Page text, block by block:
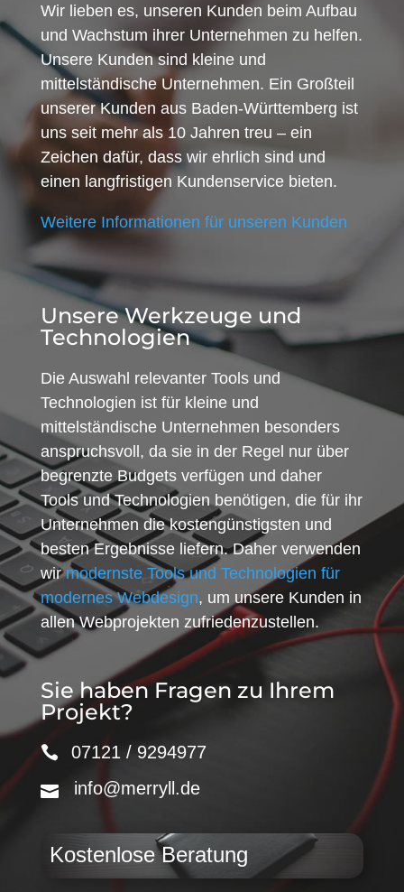
Wir lieben es, unseren Kunden beim Aufbau
und Wachstum ihrer Unternehmen zu helfen.
Unsere Kunden sind kleine und
mittelständische Unternehmen. Ein Großteil
unserer Kunden aus Baden-Württemberg ist
uns seit mehr als 10 Jahren treu – ein
Zeichen dafür, dass wir ehrlich sind und
einen langfristigen Kundenservice bieten.
Weitere Informationen für unseren Kunden
Unsere Werkzeuge und
Technologien
Die Auswahl relevanter Tools und
Technologien ist für kleine und
mittelständische Unternehmen besonders
anspruchsvoll, da sie in der Regel nur über
begrenzte Budgets verfügen und daher
Tools und Technologien benötigen, die für ihr
Unternehmen die kostengünstigsten und
besten Ergebnisse liefern. Daher verwenden
wirmodernste Tools und Technologien für
modernes Webdesign, um unsere Kunden in
allen Webprojekten zufriedenzustellen.
Sie haben Fragen zu Ihrem
Projekt?
07121 / 9294977
info@merryll.de
Kostenlose Beratung